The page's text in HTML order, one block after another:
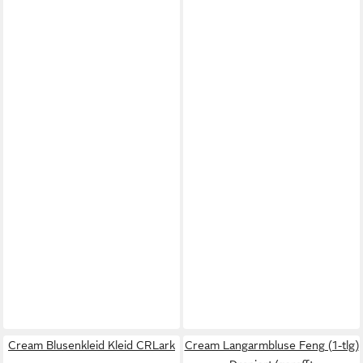
Cream Blusenkleid Kleid CRLark
Cream Langarmbluse Feng (1-tlg)